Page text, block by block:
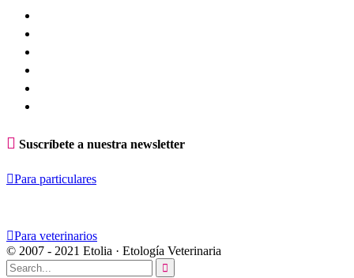
 Suscríbete a nuestra newsletter
Para particulares
Para veterinarios
© 2007 - 2021 Etolia · Etología Veterinaria
